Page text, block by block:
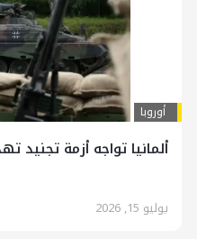
أوروبا
ألمانيا تواجه أزمة
يوليو 15, 2026